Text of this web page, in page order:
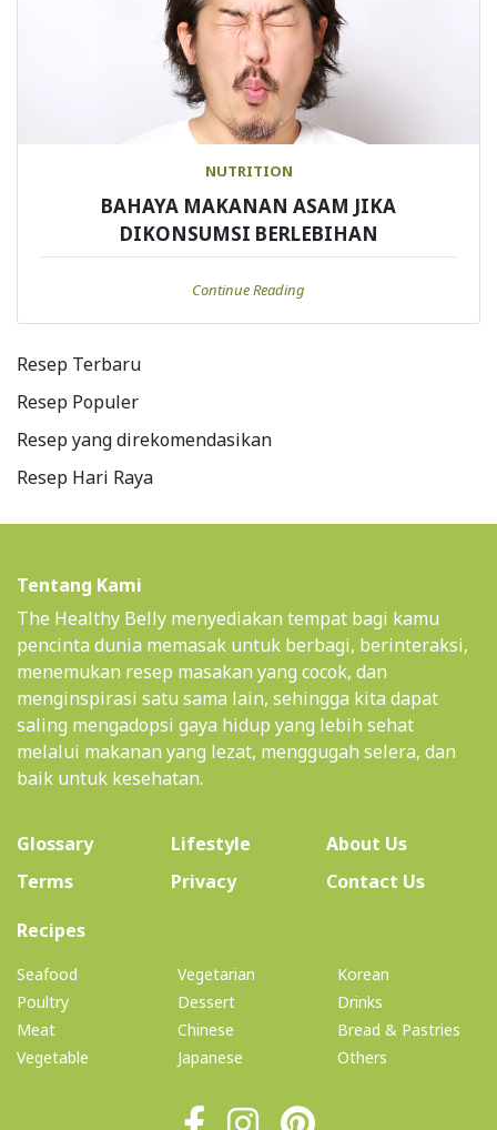
NUTRITION
BAHAYA MAKANAN ASAM JIKA
DIKONSUMSI BERLEBIHAN
Continue Reading
Resep Terbaru
Resep Populer
Resep yang direkomendasikan
Resep Hari Raya
Tentang Kami
The Healthy Belly menyediakan tempat bagi kamu
pencinta dunia memasak untuk berbagi, berinteraksi,
menemukan resep masakan yang cocok, dan
menginspirasi satu sama lain, sehingga kita dapat
saling mengadopsi gaya hidup yang lebih sehat
melalui makanan yang lezat, menggugah selera, dan
baik untuk kesehatan.
Glossary Lifestyle About Us(current)
Terms
Privacy
Contact Us
Recipes(current)
Seafood
Poultry
Meat
Vegetable
Vegetarian
Dessert
Chinese
Japanese
Korean
Drinks
Bread & Pastries
Others